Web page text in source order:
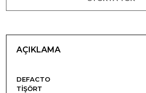
AÇIKLAMA
DEFACTO
TIŞÖRT